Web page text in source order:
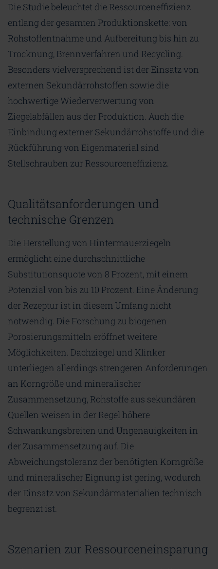
Die Studie beleuchtet die Ressourceneffizienz
entlang der gesamten Produktionskette: von
Rohstoffentnahme und Aufbereitung bis hin zu
Trocknung, Brennverfahren und Recycling.
Besonders vielversprechend ist der Einsatz von
externen Sekundärrohstoffen sowie die
hochwertige Wiederverwertung von
Ziegelabfällen aus der Produktion. Auch die
Einbindung externer Sekundärrohstoffe und die
Rückführung von Eigenmaterial sind
Stellschrauben zur Ressourceneffizienz.
Qualitätsanforderungen und
technische Grenzen
Die Herstellung von Hintermauerziegeln
ermöglicht eine durchschnittliche
Substitutionsquote von 8 Prozent, mit einem
Potenzial von bis zu 10 Prozent. Eine Änderung
der Rezeptur ist in diesem Umfang nicht
notwendig. Die Forschung zu biogenen
Porosierungsmitteln eröffnet weitere
Möglichkeiten. Dachziegel und Klinker
unterliegen allerdings strengeren Anforderungen
an Korngröße und mineralischer
Zusammensetzung, Rohstoffe aus sekundären
Quellen weisen in der Regel höhere
Schwankungsbreiten und Ungenauigkeiten in
der Zusammensetzung auf. Die
Abweichungstoleranz der benötigten Korngröße
und mineralischer Eignung ist gering, wodurch
der Einsatz von Sekundärmaterialien technisch
begrenzt ist.
Szenarien zur Ressourceneinsparung